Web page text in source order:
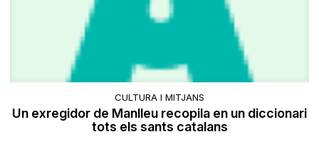
CULTURA I MITJANS
Un exregidor de Manlleu recopila en un diccionari
tots els sants catalans